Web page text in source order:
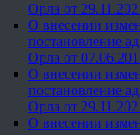
Орла от
О внесении
постановление
Орла от
О внесении
постановление
Орла от
О внесении